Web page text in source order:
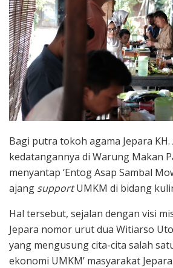
Bagi putra tokoh agama Jepara
kedatangannya di Warung Makan
menyantap ‘Entog Asap Sambal
ajang supportUMKM di bidang
Hal tersebut, sejalan dengan visi
Jepara nomor urut dua Witiarso
yang mengusung cita-cita salah
ekonomi UMKM’ masyarakat Jepara.